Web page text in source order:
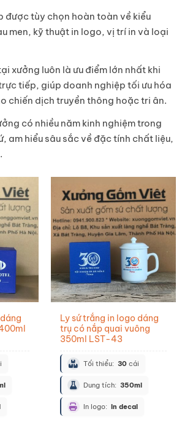
được tùy chọn hoàn toàn về kiểu
men, kỹ thuật in logo, vị trí in và loại
xưởng luôn là ưu điểm lớn nhất khi
tiếp, giúp doanh nghiệp tối ưu hóa
chiến dịch truyền thông hoặc tri ân.
có nhiều năm kinh nghiệm trong
am hiểu sâu sắc về đặc tính chất liệu,
Ly sứ trắng in logo dáng
trụ có nắp quai vuông
350ml LST-43
Tối thiểu: 30cái
Dung tích: 350ml
In logo: In decal